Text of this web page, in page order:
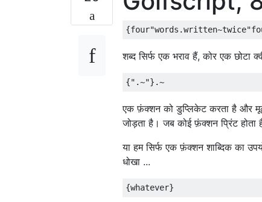
शब्द सिर्फ एक भराव हैं, कोर एक छोटा
एक फ़ंक्शन को डुप्लिकेट करता है और
जोड़ता है। जब कोई फ़ंक्शन प्रिंट होता
या हम सिर्फ एक फ़ंक्शन शाब्दिक का
धोखा ...